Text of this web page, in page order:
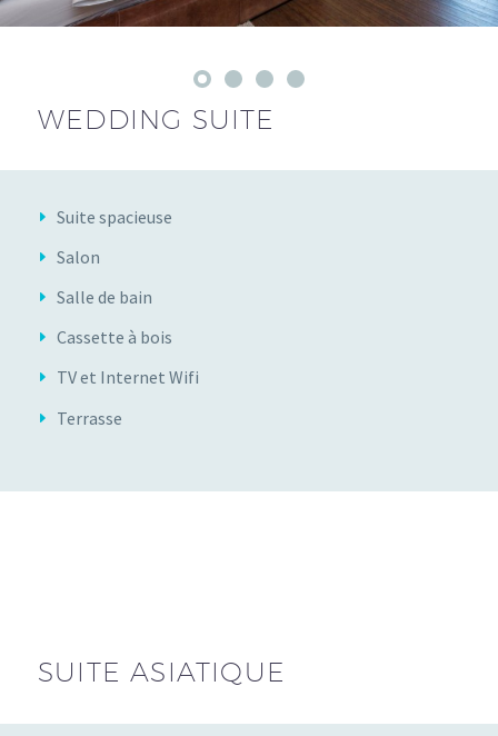
WEDDING SUITE
Suite spacieuse
Salon
Salle de bain
Cassette à bois
TV et Internet Wifi
Terrasse
SUITE ASIATIQUE